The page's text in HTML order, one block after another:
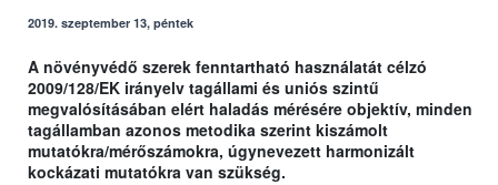
2019. szeptember 13, péntek
A növényvédő szerek fenntartható használatát célzó
2009/128/EK irányelv tagállami és uniós szintű
megvalósításában elért haladás mérésére objektív, minden
tagállamban azonos metodika szerint kiszámolt
mutatókra/mérőszámokra, úgynevezett harmonizált
kockázati mutatókra van szükség.